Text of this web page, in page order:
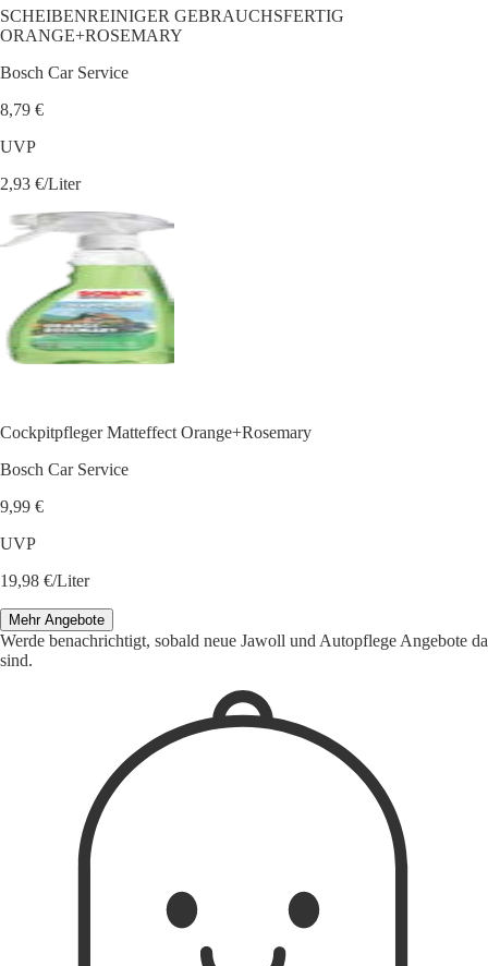
SCHEIBENREINIGER GEBRAUCHSFERTIG
ORANGE+ROSEMARY
Bosch Car Service
8,79 €
UVP
2,93 €/Liter
Cockpitpfleger Matteffect Orange+Rosemary
Bosch Car Service
9,99 €
UVP
19,98 €/Liter
Mehr Angebote
Werde benachrichtigt, sobald neue Jawoll und Autopflege Angebote da
sind.